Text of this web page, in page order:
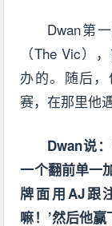
Dwan第
（The Vic）
办的。随后
赛，在那里他
Dwan说
一个翻前单一
牌面用AJ跟
嘛！’然后他